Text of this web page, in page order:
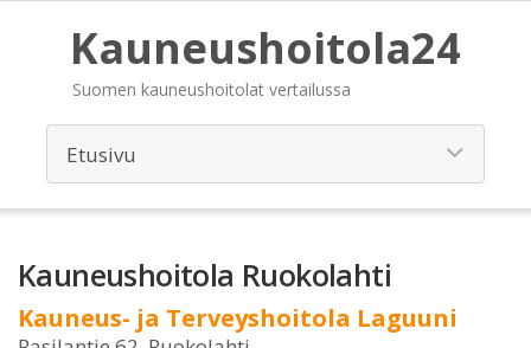
Kauneushoitola24
Suomen kauneushoitolat vertailussa
Kauneushoitola Ruokolahti
Kauneus- ja Terveyshoitola Laguuni